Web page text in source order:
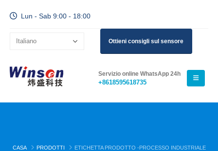
Lun - Sab 9:00 - 18:00
Ottieni consigli sul sensore
Servizio online WhatsApp 24h
+8618595618735
CASA PRODOTTI ETICHETTA PRODOTTO -PROCESSO INDUSTRIALE